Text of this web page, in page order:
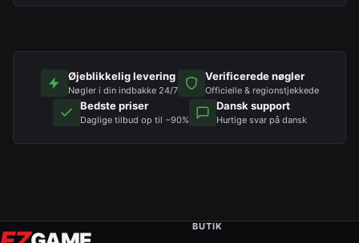
Øjeblikkelig levering
Nøgler i din indbakke 24/7
Verificerede nøgler
Officielle & regionstjekkede
Bedste priser
Daglige tilbud op til −90%
Dansk support
Hurtige svar på dansk
BUTIK